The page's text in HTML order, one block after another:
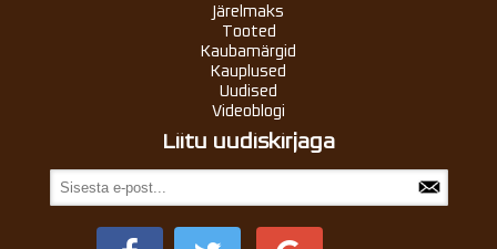
Järelmaks
Tooted
Kaubamärgid
Kauplused
Uudised
Videoblogi
Liitu uudiskirjaga